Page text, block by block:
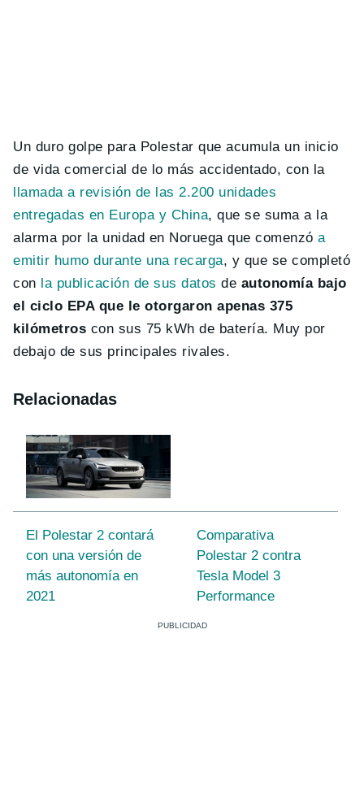
Un duro golpe para Polestar que acumula un inicio
de vida comercial de lo más accidentado, con la
llamada a revisión de las 2.200 unidades
entregadas en Europa y China, que se suma a la
alarma por la unidad en Noruega que comenzóa
emitir humo durante una recarga, y que se completó
con la publicación de sus datos de autonomía bajo
el ciclo EPA que le otorgaron apenas 375
kilómetros con sus 75 kWh de batería. Muy por
debajo de sus principales rivales.
Relacionadas
El Polestar 2 contará
con una versión de
más autonomía en
2021
Comparativa
Polestar 2 contra
Tesla Model 3
Performance